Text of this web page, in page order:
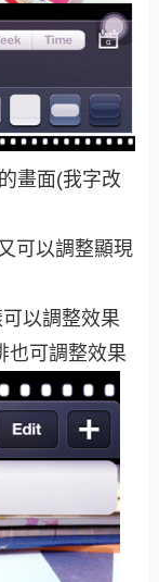
畫面(我字改
可以調整顯現
以調整效果
也可調整效果